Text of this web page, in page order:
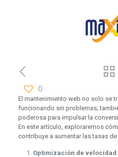
0
El mantenimiento web no solo se
funcionando sin problemas;
poderosa para impulsar la
En este artículo, exploraremos
contribuye a aumentar las tasas
Optimización de velocidad